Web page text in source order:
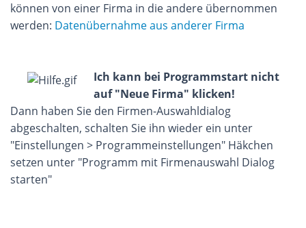
können von einer Firma in die andere übernommen
werden: Datenübernahme aus anderer Firma
Ich kann bei Programmstart nicht
auf "Neue Firma" klicken!
Dann haben Sie den Firmen-Auswahldialog
abgeschalten, schalten Sie ihn wieder ein unter
"Einstellungen > Programmeinstellungen" Häkchen
setzen unter "Programm mit Firmenauswahl Dialog
starten"